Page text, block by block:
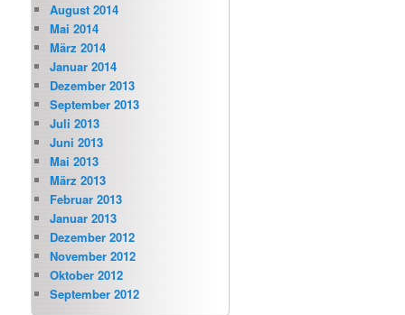
August 2014
Mai 2014
März 2014
Januar 2014
Dezember 2013
September 2013
Juli 2013
Juni 2013
Mai 2013
März 2013
Februar 2013
Januar 2013
Dezember 2012
November 2012
Oktober 2012
September 2012